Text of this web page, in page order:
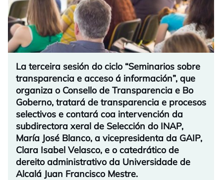
La terceira sesión do ciclo “Seminarios sobre
transparencia e acceso á información”, que
organiza o Consello de Transparencia e Bo
Goberno, tratará de transparencia e procesos
selectivos e contará coa intervención da
subdirectora xeral de Selección do INAP,
María José Blanco, a vicepresidenta da GAIP,
Clara Isabel Velasco, e o catedrático de
dereito administrativo da Universidade de
Alcalá Juan Francisco Mestre.